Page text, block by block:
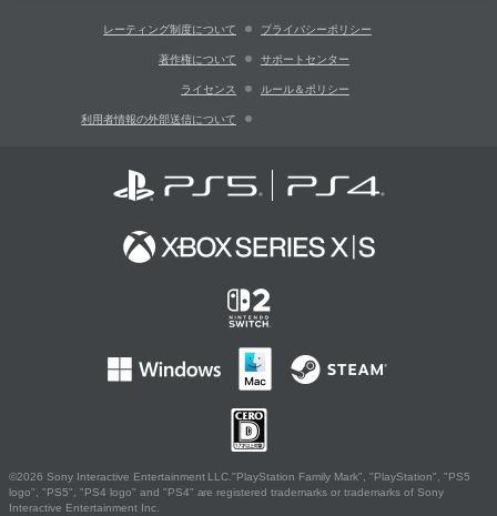
レーティング制度について プライバシーポリシー
著作権について サポートセンター
ライセンス ルール＆ポリシー
利用者情報の外部送信について
©2026 Sony Interactive Entertainment LLC."PlayStation Family Mark", "PlayStation", "PS5
logo", "PS5", "PS4 logo" and "PS4" are registered trademarks or trademarks of Sony
Interactive Entertainment Inc.